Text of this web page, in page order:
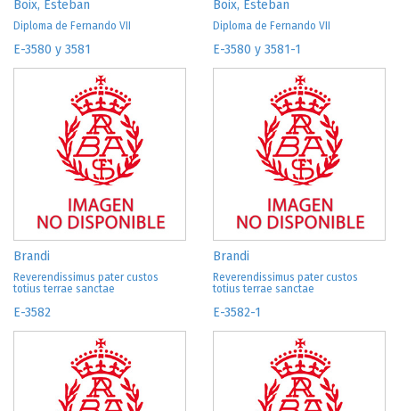
Boix, Esteban
Diploma de Fernando VII
Boix, Esteban
Diploma de Fernando VII
E-3580 y 3581
Brandi
Reverendissimus pater custos
totius terrae sanctae
E-3580 y 3581-1
Brandi
Reverendissimus pater custos
totius terrae sanctae
E-3582 E-3582-1